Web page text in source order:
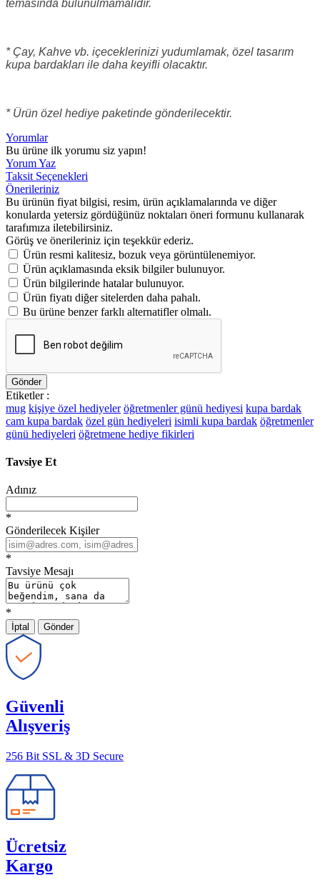
temasında bulunulmamalıdır.
* Çay, Kahve vb. içeceklerinizi yudumlamak, özel tasarım
kupa bardakları ile daha keyifli olacaktır.
* Ürün özel hediye paketinde gönderilecektir.
Yorumlar
Bu ürüne ilk yorumu siz yapın!
Yorum Yaz
Taksit Seçenekleri
Önerileriniz
Bu ürünün fiyat bilgisi, resim, ürün açıklamalarında ve diğer
konularda yetersiz gördüğünüz noktaları öneri formunu kullanarak
tarafımıza iletebilirsiniz.
Görüş ve önerileriniz için teşekkür ederiz.
Ürün resmi kalitesiz, bozuk veya görüntülenemiyor.
Ürün açıklamasında eksik bilgiler bulunuyor.
Ürün bilgilerinde hatalar bulunuyor.
Ürün fiyatı diğer sitelerden daha pahalı.
Bu ürüne benzer farklı alternatifler olmalı.
Gönder
Etiketler :
mug kişiye özel hediyeler öğretmenler günü hediyesi kupa bardak
cam kupa bardak özel gün hediyeleri isimli kupa bardak öğretmenler
günü hediyeleri öğretmene hediye fikirleri
Tavsiye Et
Adınız
*
Gönderilecek Kişiler
*
Tavsiye Mesajı
*
İptal Gönder
Güvenli
Alışveriş
256 Bit SSL & 3D Secure
Ücretsiz
Kargo